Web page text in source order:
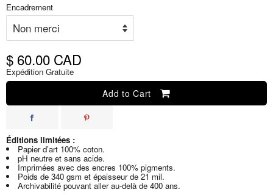
Encadrement
$ 60.00 CAD
Expédition Gratuite
Add to Cart
Éditions limitées :
Papier d’art 100% coton.
pH neutre et sans acide.
Imprimées avec des encres 100% pigments.
Poids de 340 gsm et épaisseur de 21 mil.
Archivabilité pouvant aller au-delà de 400 ans.